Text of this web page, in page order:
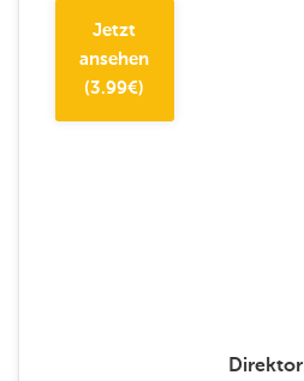
Jetzt
ansehen
(3.99€)
Direktor